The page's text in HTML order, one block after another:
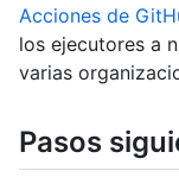
Acciones de
los ejecutores a
varias
Pasos